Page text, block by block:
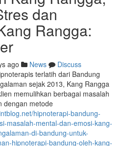
dan
Rangga:
ago News
Discuss
terlatih dari Bandung
sejak 2013, Kang Rangga
memulihkan berbagai masalah
dengan metode
hipnoterapi-bandung-
masalah-mental-dan-emosi-kang-
di-bandung-untuk-
hipnoterapi-bandung-oleh-kang-